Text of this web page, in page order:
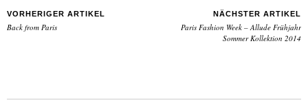
VORHERIGER ARTIKEL
Back from Paris
NÄCHSTER ARTIKEL
Paris Fashion Week – Allude Frühjahr
Sommer Kollektion 2014